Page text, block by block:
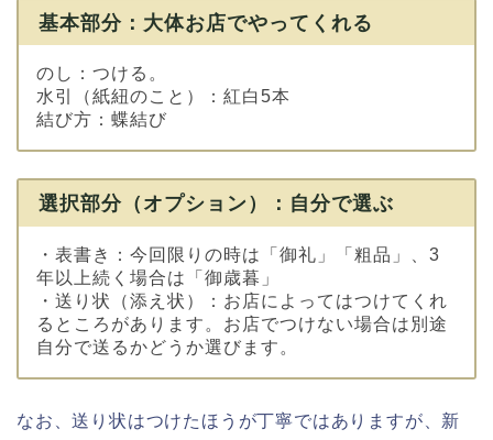
基本部分：大体お店でやってくれる
のし：つける。
水引（紙紐のこと）：紅白5本
結び方：蝶結び
選択部分（オプション）：自分で選ぶ
・表書き：今回限りの時は「御礼」「粗品」、3
年以上続く場合は「御歳暮」
・送り状（添え状）：お店によってはつけてくれ
るところがあります。お店でつけない場合は別途
自分で送るかどうか選びます。
なお、送り状はつけたほうが丁寧ではありますが、新